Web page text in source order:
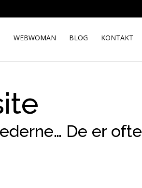
WEBWOMAN BLOG KONTAKT
De er ofte